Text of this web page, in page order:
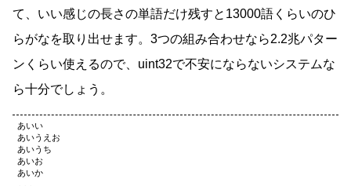
て、いい感じの長さの単語だけ残すと13000語くらいのひ
らがなを取り出せます。3つの組み合わせなら2.2兆パター
ンくらい使えるので、uint32で不安にならないシステムな
ら十分でしょう。
あいい
あいうえお
あいうち
あいお
あいか